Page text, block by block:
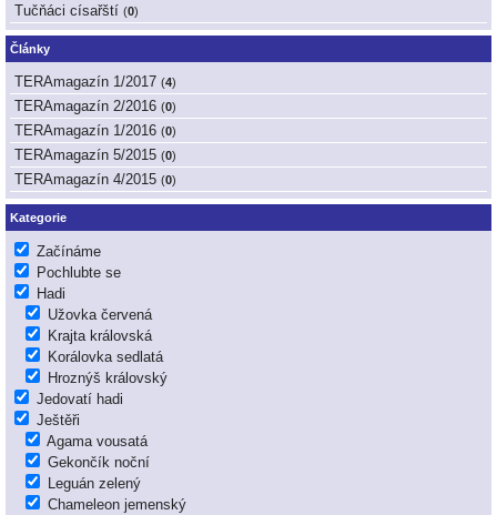
Tučňáci císařští (0)
Články
TERAmagazín 1/2017 (4)
TERAmagazín 2/2016 (0)
TERAmagazín 1/2016 (0)
TERAmagazín 5/2015 (0)
TERAmagazín 4/2015 (0)
Kategorie
Začínáme
Pochlubte se
Hadi
Užovka červená
Krajta královská
Korálovka sedlatá
Hroznýš královský
Jedovatí hadi
Ještěři
Agama vousatá
Gekončík noční
Leguán zelený
Chameleon jemenský